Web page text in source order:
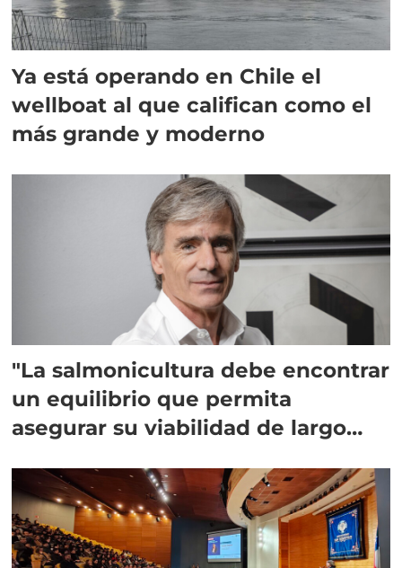
Ya está operando en Chile el
wellboat al que califican como el
más grande y moderno
"La salmonicultura debe encontrar
un equilibrio que permita
asegurar su viabilidad de largo